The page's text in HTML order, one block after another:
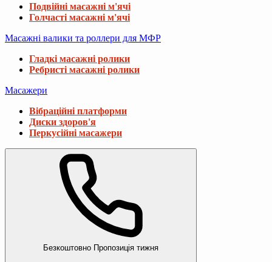
Подвійні масажні м'ячі
Голчасті масажні м'ячі
Масажні валики та роллери для МФР
Гладкі масажні ролики
Ребристі масажні ролики
Масажери
Вібраційні платформи
Диски здоров'я
Перкусійні масажери
Безкоштовно Пропозиція тижня